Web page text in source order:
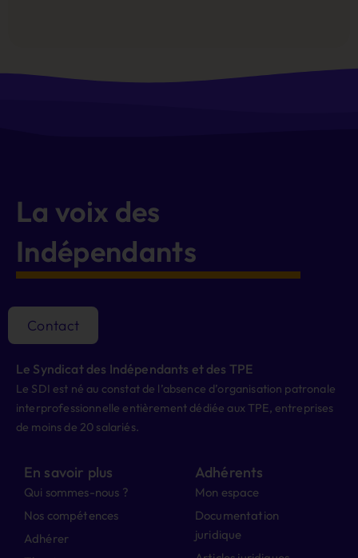
La voix des
Indépendants
Contact
Le Syndicat des Indépendants et des TPE
Le SDI est né au constat de l’absence d’organisation patronale
interprofessionnelle entièrement dédiée aux TPE, entreprises
de moins de 20 salariés.
En savoir plus
Qui sommes-nous ?
Nos compétences
Adhérer
Adhérents
Mon espace
Documentation
juridique